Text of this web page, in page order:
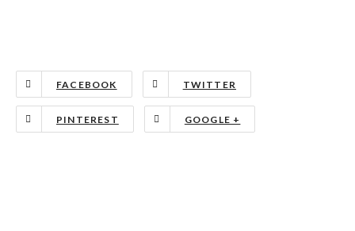
FACEBOOK TWITTER
PINTEREST GOOGLE +